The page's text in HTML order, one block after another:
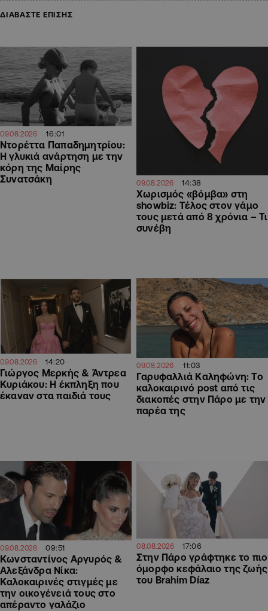
ΔΙΑΒΑΣΤΕ ΕΠΙΣΗΣ
09.08.2026 16:01
Ντορέττα Παπαδημητρίου:
Η γλυκιά ανάρτηση με την
κόρη της Μαίρης
Συνατσάκη
09.08.2026 14:38
Χωρισμός «βόμβα» στη
showbiz: Τέλος στον γάμο
τους μετά από 8 χρόνια – Τι
συνέβη
09.08.2026 14:20
Γιώργος Μερκής & Άντρεα
Κυριάκου: Η έκπληξη που
έκαναν στα παιδιά τους
09.08.2026 11:03
Γαρυφαλλιά Καληφώνη: To
καλοκαιρινό post από τις
διακοπές στην Πάρο με την
παρέα της
09.08.2026 09:51
Κωνσταντίνος Αργυρός &
Αλεξάνδρα Νίκα:
Καλοκαιρινές στιγμές με
την οικογένειά τους στο
απέραντο γαλάζιο
08.08.2026 17:06
Στην Πάρο γράφτηκε το πιο
όμορφο κεφάλαιο της ζωής
του Brahim Díaz